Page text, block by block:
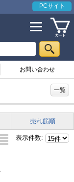
PCサイト
お問い合わせ
一覧
売れ筋順
表示件数: